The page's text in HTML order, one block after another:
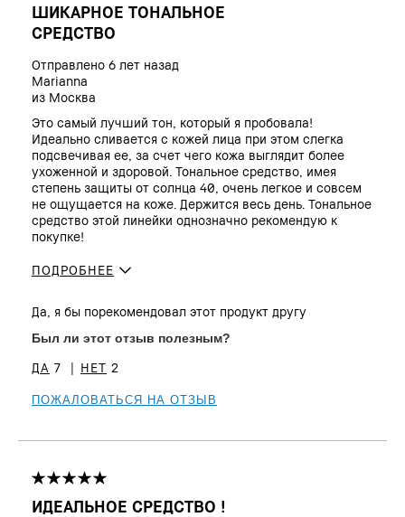
ШИКАРНОЕ ТОНАЛЬНОЕ
СРЕДСТВО
Отправлено 6 лет назад
Marianna
из Москва
Это самый лучший тон, который я пробовала!
Идеально сливается с кожей лица при этом слегка
подсвечивая ее, за счет чего кожа выглядит более
ухоженной и здоровой. Тональное средство, имея
степень защиты от солнца 40, очень легкое и совсем
не ощущается на коже. Держится весь день. Тональное
средство этой линейки однозначно рекомендую к
покупке!
ПОДРОБНЕЕ
лет?
Тип кожи
Сухая
Проблема(ы)
кожи
Да, я бы порекомендовал этот продукт другу
Был ли этот отзыв полезным?
7 2
ПОЖАЛОВАТЬСЯ НА ОТЗЫВ
ИДЕАЛЬНОЕ СРЕДСТВО !